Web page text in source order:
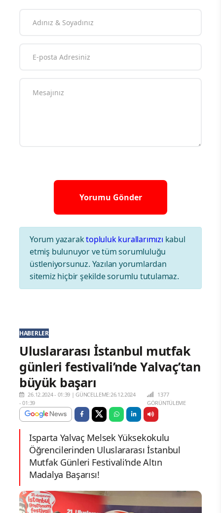
Yorum yazaraktopluluk kurallarımızı kabul
etmiş bulunuyor ve tüm sorumluluğu
üstleniyorsunuz. Yazılan yorumlardan
sitemiz hiçbir şekilde sorumlu tutulamaz.
HABERLER
Uluslararası İstanbul mutfak
günleri festivali’nde Yalvaç’tan
büyük başarı
26.12.2024 - 01:39 |GÜNCELLEME:26.12.2024
- 01:39
1377
GÖRÜNTÜLEME
Isparta Yalvaç Melsek Yüksekokulu
Öğrencilerinden Uluslararası İstanbul
Mutfak Günleri Festivali’nde Altın
Madalya Başarısı!